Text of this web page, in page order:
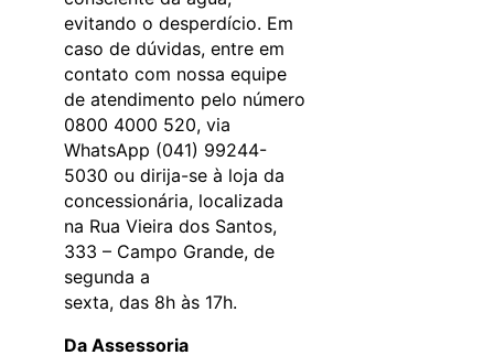
evitando o desperdício. Em
caso de dúvidas, entre em
contato com nossa equipe
de atendimento pelo número
0800 4000 520, via
WhatsApp (041) 99244-
5030 ou dirija-se à loja da
concessionária, localizada
na Rua Vieira dos Santos,
333 – Campo Grande, de
segunda a
sexta, das 8h às 17h.
Da Assessoria